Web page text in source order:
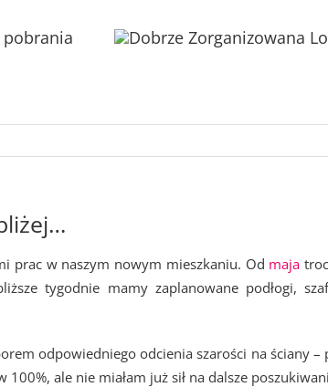
pobrania
prac w naszym nowym mieszkaniu. Od maja
tygodnie mamy zaplanowane podłogi,
odpowiedniego odcienia szarości na ściany
ale nie miałam już sił na dalsze